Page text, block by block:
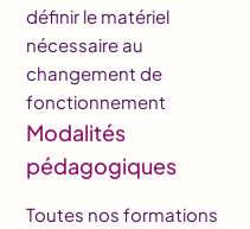
définir le matériel
nécessaire au
changement de
fonctionnement
Modalités
pédagogiques
Toutes nos formations